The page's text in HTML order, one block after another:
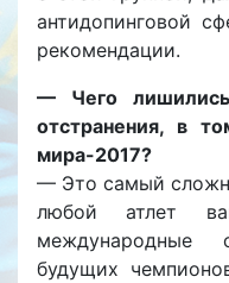
антидопинговой
рекомендации.
— Чего
отстранения, в
мира-2017?
— Это самый
любой атлет
международные
будущих